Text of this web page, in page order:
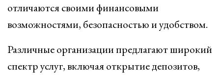
отличаются своими финансовыми
возможностями, безопасностью и удобством.
Различные организации предлагают широкий
спектр услуг, включая открытие депозитов,